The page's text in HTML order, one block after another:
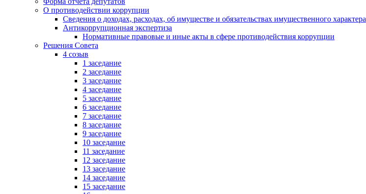
О противодействии коррупции
Сведения о доходах, расходах, об имуществе и обязательствах имущественного характера
Антикоррупционная экспертиза
Нормативные правовые и иные акты в сфере противодействия коррупции
Решения Совета
4 созыв
1 заседание
2 заседание
3 заседание
4 заседание
5 заседание
6 заседание
7 заседание
8 заседание
9 заседание
10 заседание
11 заседание
12 заседание
13 заседание
14 заседание
15 заседание